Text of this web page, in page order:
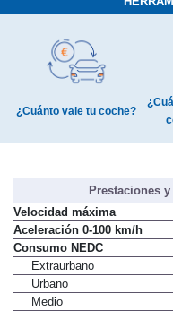
¿Cuánto vale tu coche?
Prestaciones
Velocidad máxima
Aceleración 0-100 km/h
Consumo NEDC
Extraurbano
Urbano
Medio